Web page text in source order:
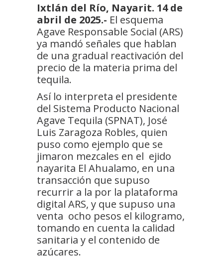
Ixtlán del Río, Nayarit. 14 de
abril de 2025.- El esquema
Agave Responsable Social (ARS)
ya mandó señales que hablan
de una gradual reactivación del
precio de la materia prima del
tequila.
Así lo interpreta el presidente
del Sistema Producto Nacional
Agave Tequila (SPNAT), José
Luis Zaragoza Robles, quien
puso como ejemplo que se
jimaron mezcales en el ejido
nayarita El Ahualamo, en una
transacción que supuso
recurrir a la por la plataforma
digital ARS, y que supuso una
venta ocho pesos el kilogramo,
tomando en cuenta la calidad
sanitaria y el contenido de
azúcares.